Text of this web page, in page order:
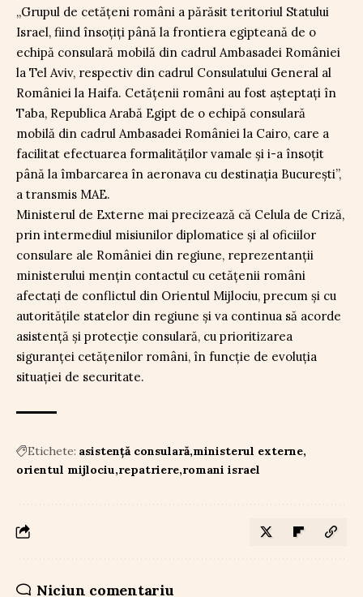
„Grupul de cetățeni români a părăsit teritoriul Statului
Israel, fiind însoțiți până la frontiera egipteană de o
echipă consulară mobilă din cadrul Ambasadei României
la Tel Aviv, respectiv din cadrul Consulatului General al
României la Haifa. Cetățenii români au fost așteptați în
Taba, Republica Arabă Egipt de o echipă consulară
mobilă din cadrul Ambasadei României la Cairo, care a
facilitat efectuarea formalităților vamale și i-a însoțit
până la îmbarcarea în aeronava cu destinația București”,
a transmis MAE.
Ministerul de Externe mai precizează că Celula de Criză,
prin intermediul misiunilor diplomatice și al oficiilor
consulare ale României din regiune, reprezentanții
ministerului mențin contactul cu cetățenii români
afectați de conflictul din Orientul Mijlociu, precum și cu
autoritățile statelor din regiune și va continua să acorde
asistență și protecție consulară, cu prioritizarea
siguranței cetățenilor români, în funcție de evoluția
situației de securitate.
Etichete: asistență consulară ministerul externe
orientul mijlociu repatriere romani israel
Niciun comentariu